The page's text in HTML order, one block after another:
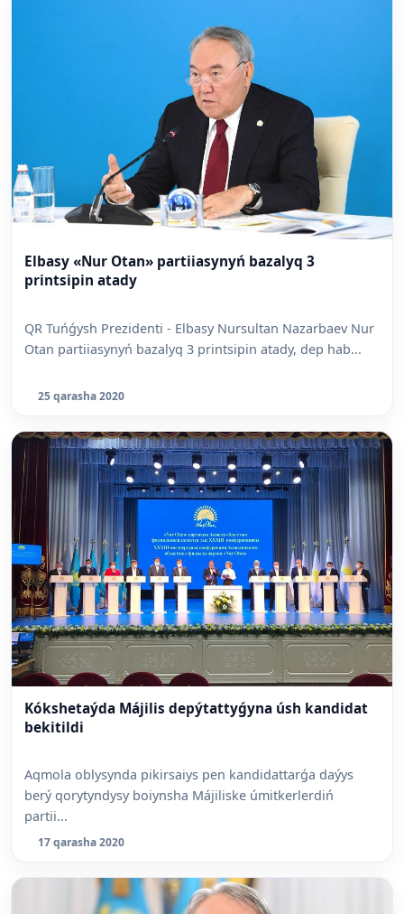
Elbasy «Nur Otan» partiiasynyń bazalyq 3
printsipin atady
QR Tuńǵysh Prezidenti - Elbasy Nursultan Nazarbaev Nur
Otan partiiasynyń bazalyq 3 printsipin atady, dep hab...
25 qarasha 2020
Kókshetaýda Májilis depýtattyǵyna úsh kandidat
bekitildi
Aqmola oblysynda pikirsaiys pen kandidattarǵa daýys
berý qorytyndysy boiynsha Májiliske úmitkerlerdiń
partii...
17 qarasha 2020